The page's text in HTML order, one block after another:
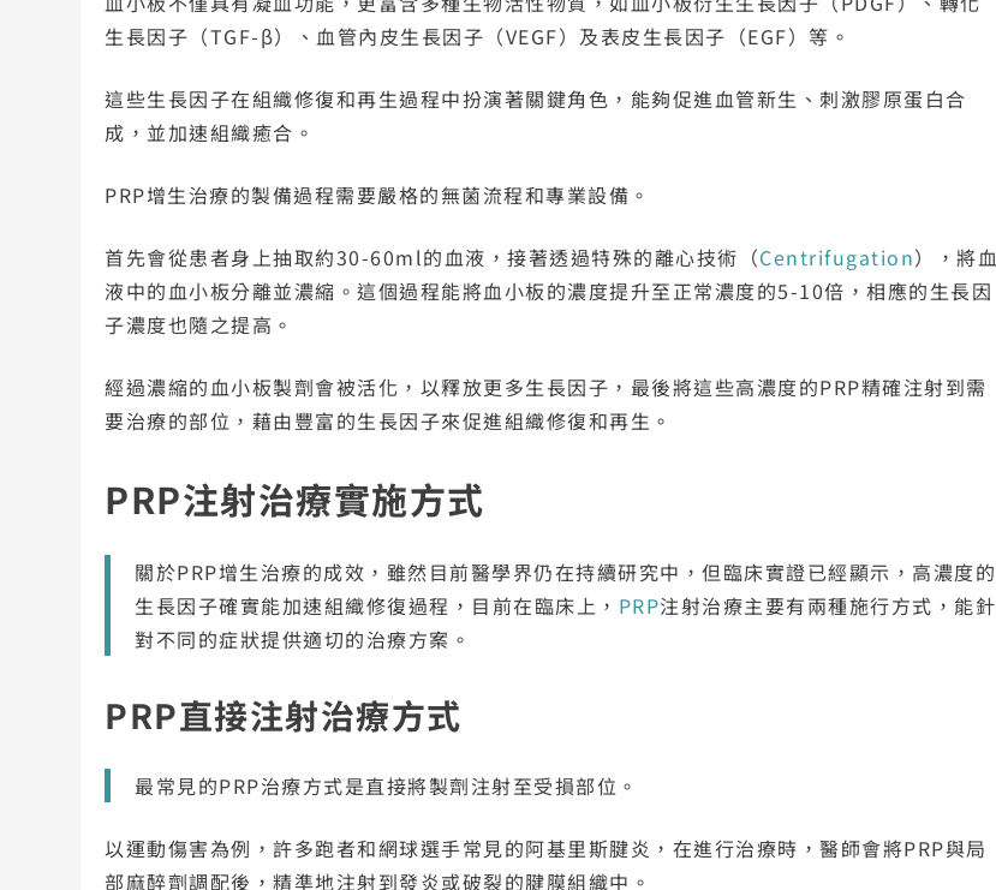
生長因子（TGF-β）、血管內皮生長因子（VEGF）及表皮生長因子（EGF）等。
這些生長因子在組織修復和再生過程中扮演著關鍵角色，能夠促進血管新生、刺激膠原蛋白合
成，並加速組織癒合。
PRP增生治療的製備過程需要嚴格的無菌流程和專業設備。
首先會從患者身上抽取約30-60ml的血液，接著透過特殊的離心技術（Centrifugation），將血
液中的血小板分離並濃縮。這個過程能將血小板的濃度提升至正常濃度的5-10倍，相應的生長因
子濃度也隨之提高。
經過濃縮的血小板製劑會被活化，以釋放更多生長因子，最後將這些高濃度的PRP精確注射到需
要治療的部位，藉由豐富的生長因子來促進組織修復和再生。
PRP注射治療實施方式
關於PRP增生治療的成效，雖然目前醫學界仍在持續研究中，但臨床實證已經顯示，高濃度的
生長因子確實能加速組織修復過程，目前在臨床上， PRP注射治療主要有兩種施行方式，能針
對不同的症狀提供適切的治療方案。
PRP直接注射治療方式
最常見的PRP治療方式是直接將製劑注射至受損部位。
以運動傷害為例，許多跑者和網球選手常見的阿基里斯腱炎，在進行治療時，醫師會將PRP與局
部麻醉劑調配後，精準地注射到發炎或破裂的腱膜組織中。